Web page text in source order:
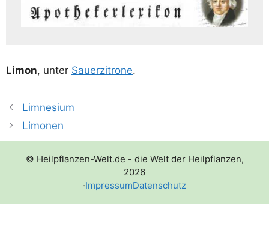
Limon, unter Sau­er­zi­tro­ne.
Limnesium
Limonen
© Heilpflanzen-Welt.de - die Welt der Heilpflanzen,
2026
·ImpressumDatenschutz